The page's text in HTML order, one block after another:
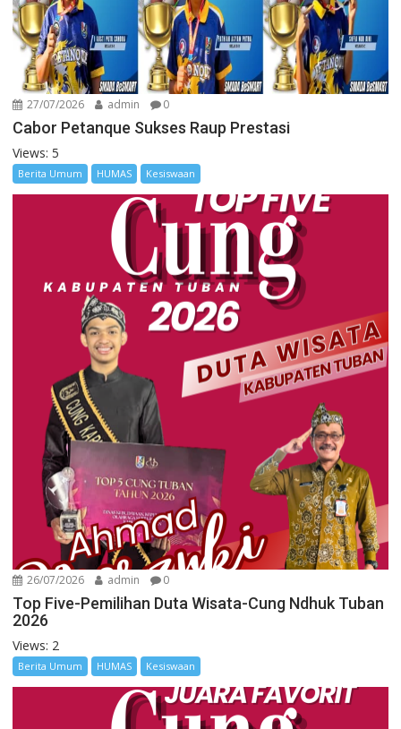
27/07/2026 admin 0
Cabor Petanque Sukses Raup Prestasi
Views: 5
Berita Umum HUMAS Kesiswaan
26/07/2026 admin 0
Top Five-Pemilihan Duta Wisata-Cung Ndhuk Tuban
2026
Views: 2
Berita Umum HUMAS Kesiswaan